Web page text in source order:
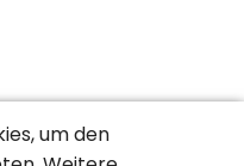
um den